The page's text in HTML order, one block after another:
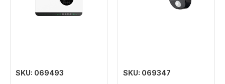
SKU: 069493 SKU: 069347